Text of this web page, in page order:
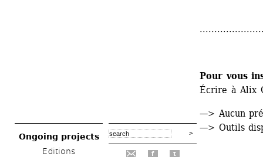
Ongoing projects
Editions
f t
Pour vous
Écrire à Alix
—> Aucun
—> Outils